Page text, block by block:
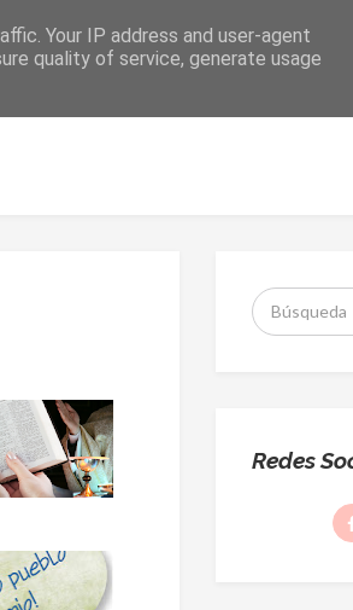
S
:
Redes
Your IP address and user-agent
quality of service, generate usage